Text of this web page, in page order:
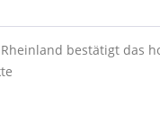
bestätigt das